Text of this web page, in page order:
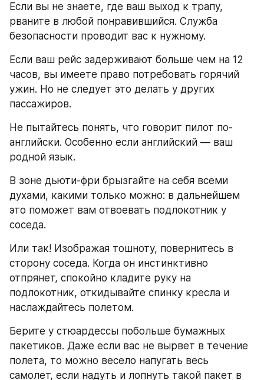
Если вы не знаете, где ваш выход к трапу,
рваните в любой понравившийся. Служба
безопасности проводит вас к нужному.
Если ваш рейс задерживают больше чем на 12
часов, вы имеете право потребовать горячий
ужин. Но не следует это делать у других
пассажиров.
Не пытайтесь понять, что говорит пилот по-
английски. Особенно если английский — ваш
родной язык.
В зоне дьюти-фри брызгайте на себя всеми
духами, какими только можно: в дальнейшем
это поможет вам отвоевать подлокотник у
соседа.
Или так! Изображая тошноту, повернитесь в
сторону соседа. Когда он инстинктивно
отпрянет, спокойно кладите руку на
подлокотник, откидывайте спинку кресла и
наслаждайтесь полетом.
Берите у стюардессы побольше бумажных
пакетиков. Даже если вас не вырвет в течение
полета, то можно весело напугать весь
самолет, если надуть и лопнуть такой пакет в